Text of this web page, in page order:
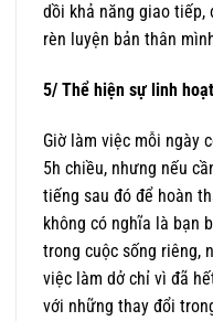
dồi khả năng giao tiếp,
rèn luyện bản thân
5/ Thể hiện sự linh hoạt
Giờ làm việc mỗi ngày
5h chiều, nhưng nếu
tiếng sau đó để hoàn
không có nghĩa là bạn
trong cuộc sống riêng,
việc làm dở chỉ vì đã
với những thay đổi